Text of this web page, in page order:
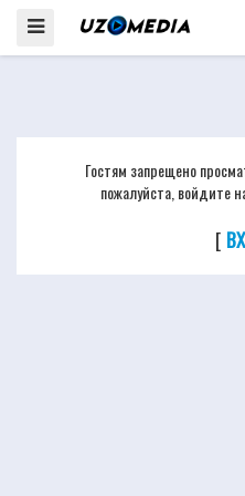
Гостям запрещено
пожалуйста, войдите
[